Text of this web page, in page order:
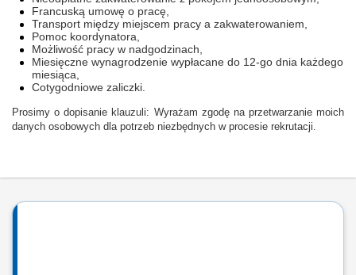
Francuską umowę o pracę,
Transport między miejscem pracy a zakwaterowaniem,
Pomoc koordynatora,
Możliwość pracy w nadgodzinach,
Miesięczne wynagrodzenie wypłacane do 12-go dnia każdego
miesiąca,
Cotygodniowe zaliczki.
Prosimy o dopisanie klauzuli: Wyrażam zgodę na przetwarzanie moich
danych osobowych dla potrzeb niezbędnych w procesie rekrutacji.